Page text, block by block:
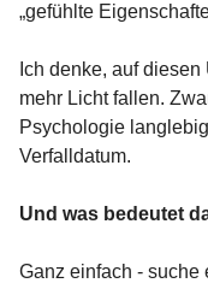
„gefühlte
Ich denke, auf
mehr Licht fallen.
Psychologie
Verfalldatum.
Und was bedeutet
Ganz einfach - suche